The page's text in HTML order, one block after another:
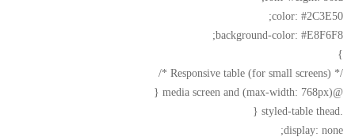
color: #2C3E50;
background-color: #E8F6F8;
}
/* Responsive table (for small screens) */
@media screen and (max-width: 768px) {
.styled-table thead {
display: none;